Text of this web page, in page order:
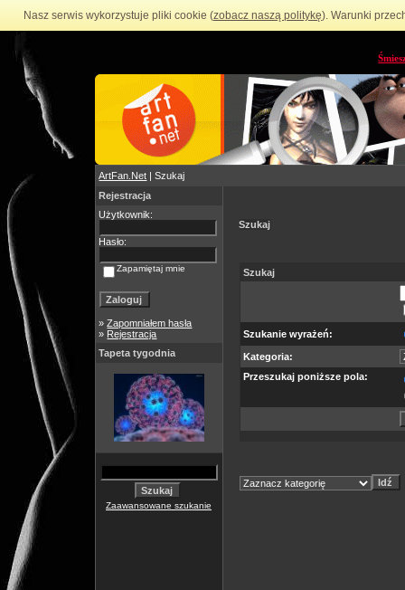
Nasz serwis wykorzystuje pliki cookie (zobacz naszą politykę). Warunki
ArtFan.Net | Szukaj
Rejestracja
Użytkownik:
Hasło:
Zapamiętaj mnie
»Zapomniałem hasła
» Rejestracja
Tapeta tygodnia
Zaawansowane szukanie
Szukaj
Szukaj
Szukanie wyrażeń:
Kategoria:
Przeszukaj poniższe pola: